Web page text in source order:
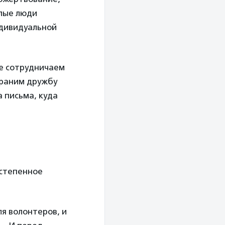
люди
сотрудничаем
дружбу
письма, куда
волонтеров, и